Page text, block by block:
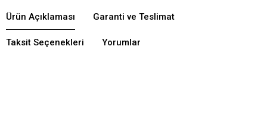
Ürün Açıklaması Garanti ve Teslimat
Taksit Seçenekleri Yorumlar